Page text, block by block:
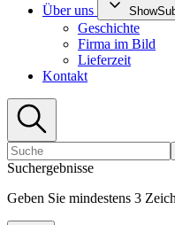
Über uns
Geschichte
Firma im Bild
Lieferzeit
Kontakt
Suchergebnisse
Geben Sie mindestens 3